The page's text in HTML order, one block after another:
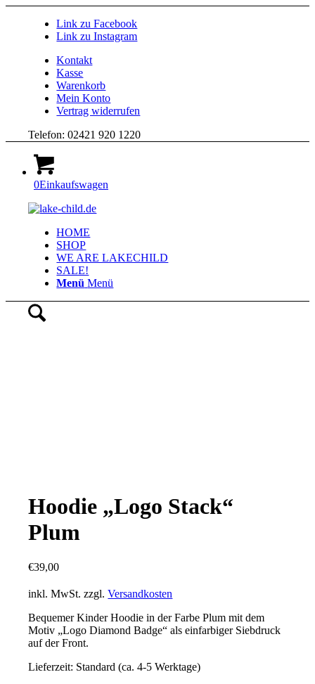
Link zu Facebook
Link zu Instagram
Kontakt
Kasse
Warenkorb
Mein Konto
Vertrag widerrufen
Telefon: 02421 920 1220
0Einkaufswagen
HOME
SHOP
WE ARE LAKECHILD
SALE!
Menü Menü
Hoodie „Logo Stack“
Plum
€39,00
inkl. MwSt. zzgl.Versandkosten
Bequemer Kinder Hoodie in der Farbe Plum mit dem
Motiv „Logo Diamond Badge“ als einfarbiger Siebdruck
auf der Front.
Lieferzeit: Standard (ca. 4-5 Werktage)